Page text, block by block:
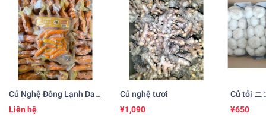
Củ Nghệ Đông Lạnh DaI-
IChi ( 250gr )
Liên hệ
Củ nghệ tươi
¥1,090
Củ tỏi ニ
1kg)
¥650